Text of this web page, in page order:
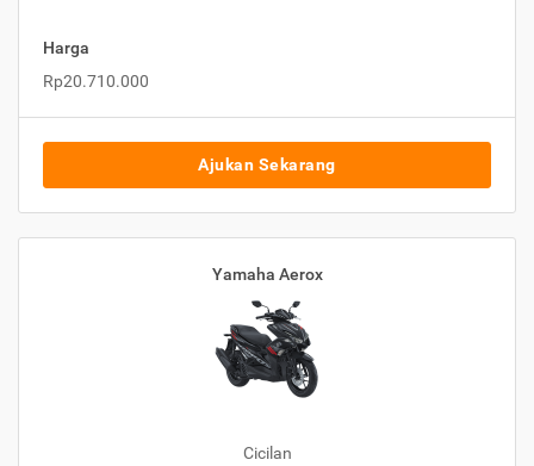
Harga
Rp20.710.000
Ajukan Sekarang
Yamaha Aerox
Cicilan